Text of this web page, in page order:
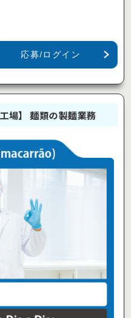
応募/ログイン
場】 麺類の製麺業務